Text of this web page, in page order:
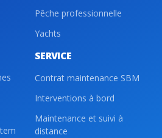
Pêche professionnelle
Yachts
SERVICE
Contrat maintenance SBM
Interventions à bord
Maintenance et suivi à
distance